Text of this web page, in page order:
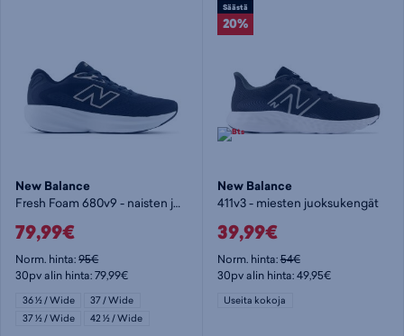
New Balance
Fresh Foam 680v9 - naisten juoksukengät
79,99€
Norm. hinta:95€
30pv alin hinta: 79,99€
36 ½ / Wide
37 / Wide
37 ½ / Wide
42 ½ / Wide
Säästä
20%
New Balance
411v3 - miesten juoksukengät
39,99€
Norm. hinta:54€
30pv alin hinta: 49,95€
Useita kokoja